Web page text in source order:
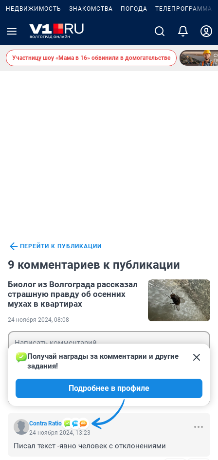
НЕДВИЖИМОСТЬ ЗНАКОМСТВА ПОГОДА ТЕЛЕПРОГРАММА
Участницу шоу «Мама в 16» обвинили в домогательстве
ПЕРЕЙТИ К ПУБЛИКАЦИИ
9 комментариев к публикации
Биолог из Волгограда рассказал
страшную правду об осенних
мухах в квартирах
24 ноября 2024, 08:08
Contra Ratio
Получай награды за комментарии и другие
задания!
Подробнее в профиле
24 ноября 2024, 13:23
Писал текст -явно человек с отклонениями